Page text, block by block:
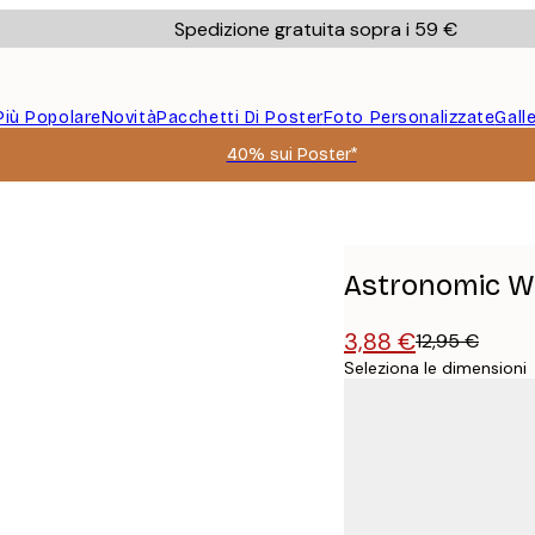
Spedizione gratuita sopra i 59 €
PopolareNovitàPacchetti Di PosterFoto Personalizzate
40% sui Poster*
Astronomic
3,88 €12,95 €
Seleziona le dimensioni